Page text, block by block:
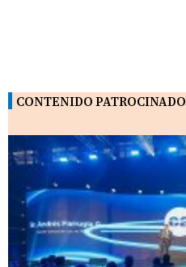
CONTENIDO PATROCINADO